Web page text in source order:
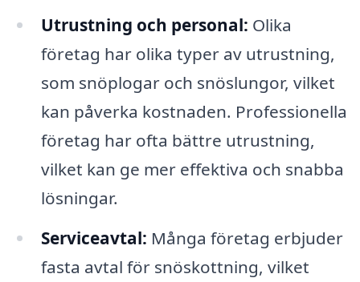
Utrustning och personal: Olika
företag har olika typer av utrustning,
som snöplogar och snöslungor, vilket
kan påverka kostnaden. Professionella
företag har ofta bättre utrustning,
vilket kan ge mer effektiva och snabba
lösningar.
Serviceavtal: Många företag erbjuder
fasta avtal för snöskottning, vilket